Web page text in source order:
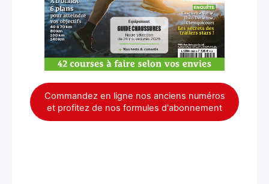
Commandez en ligne nos anciens numéros
et profitez de nos formules d'abonnement